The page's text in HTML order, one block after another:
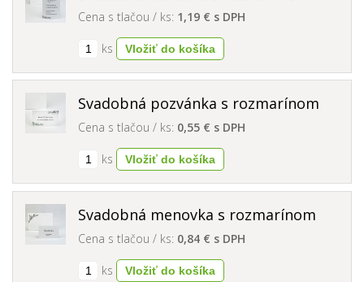
Cena s tlačou / ks: 1,19 € s DPH
ks
Svadobná pozvánka s rozmarínom
Cena s tlačou / ks: 0,55 € s DPH
ks
Svadobná menovka s rozmarínom
Cena s tlačou / ks: 0,84 € s DPH
ks